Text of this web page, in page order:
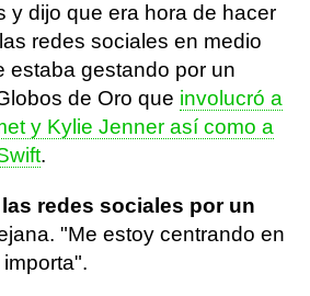
y dijo que era hora de hacer
redes sociales en medio
estaba gestando por un
de Oro que involucró a
y Kylie Jenner así como a
.
redes sociales por un
"Me estoy centrando en